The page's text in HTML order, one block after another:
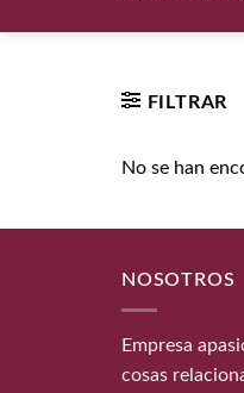
FILTRAR
No se han
NOSOTROS
Empresa
cosas